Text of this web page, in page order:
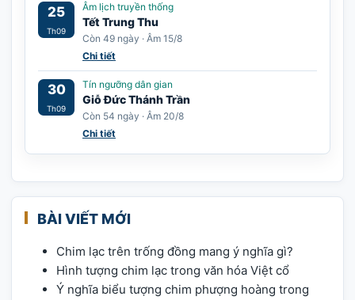
25
Th09
Âm lịch truyền thống
Tết Trung Thu
Còn 49 ngày · Âm 15/8
Chi tiết
30
Th09
Tín ngưỡng dân gian
Giỗ Đức Thánh Trần
Còn 54 ngày · Âm 20/8
Chi tiết
BÀI VIẾT MỚI
Chim lạc trên trống đồng mang ý nghĩa gì?
Hình tượng chim lạc trong văn hóa Việt cổ
Ý nghĩa biểu tượng chim phượng hoàng trong